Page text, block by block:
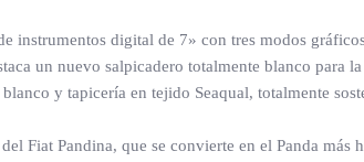
instrumentos digital de 7» con tres modos
un nuevo salpicadero totalmente blanco para
y tapicería en tejido Seaqual, totalmente
Fiat Pandina, que se convierte en el Panda